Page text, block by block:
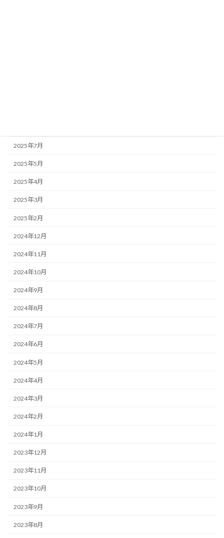
2025年7月
2025年5月
2025年4月
2025年3月
2025年2月
2024年12月
2024年11月
2024年10月
2024年9月
2024年8月
2024年7月
2024年6月
2024年5月
2024年4月
2024年3月
2024年2月
2024年1月
2023年12月
2023年11月
2023年10月
2023年9月
2023年8月